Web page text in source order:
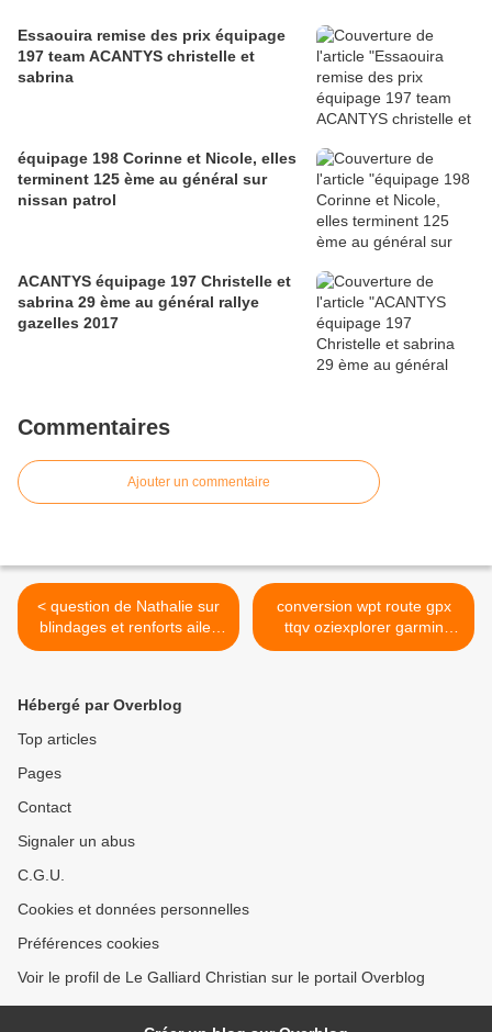
Essaouira remise des prix équipage
197 team ACANTYS christelle et
sabrina
équipage 198 Corinne et Nicole, elles
terminent 125 ème au général sur
nissan patrol
ACANTYS équipage 197 Christelle et
sabrina 29 ème au général rallye
gazelles 2017
Commentaires
Ajouter un commentaire
< question de Nathalie sur
blindages et renforts ailes
kdj120
conversion wpt route gpx
ttqv oziexplorer garmin
mapsource gdb >
Hébergé par Overblog
Top articles
Pages
Contact
Signaler un abus
C.G.U.
Cookies et données personnelles
Préférences cookies
Voir le profil de Le Galliard Christian sur le portail Overblog